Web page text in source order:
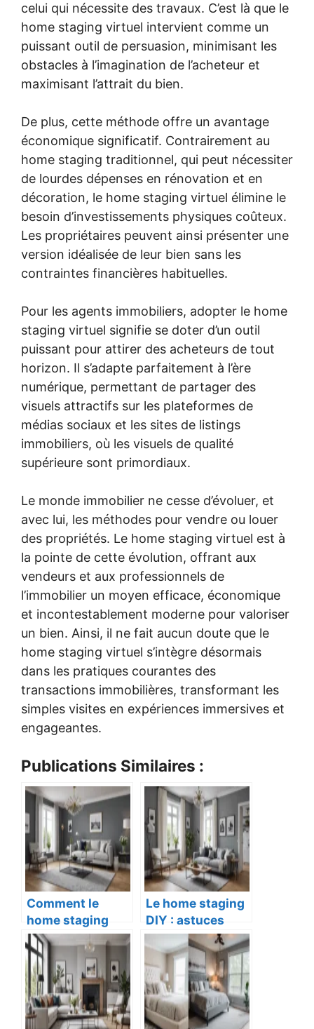
celui qui nécessite des travaux. C’est là que le
home staging virtuel intervient comme un
puissant outil de persuasion, minimisant les
obstacles à l’imagination de l’acheteur et
maximisant l’attrait du bien.
De plus, cette méthode offre un avantage
économique significatif. Contrairement au
home staging traditionnel, qui peut nécessiter
de lourdes dépenses en rénovation et en
décoration, le home staging virtuel élimine le
besoin d’investissements physiques coûteux.
Les propriétaires peuvent ainsi présenter une
version idéalisée de leur bien sans les
contraintes financières habituelles.
Pour les agents immobiliers, adopter le home
staging virtuel signifie se doter d’un outil
puissant pour attirer des acheteurs de tout
horizon. Il s’adapte parfaitement à l’ère
numérique, permettant de partager des
visuels attractifs sur les plateformes de
médias sociaux et les sites de listings
immobiliers, où les visuels de qualité
supérieure sont primordiaux.
Le monde immobilier ne cesse d’évoluer, et
avec lui, les méthodes pour vendre ou louer
des propriétés. Le home staging virtuel est à
la pointe de cette évolution, offrant aux
vendeurs et aux professionnels de
l’immobilier un moyen efficace, économique
et incontestablement moderne pour valoriser
un bien. Ainsi, il ne fait aucun doute que le
home staging virtuel s’intègre désormais
dans les pratiques courantes des
transactions immobilières, transformant les
simples visites en expériences immersives et
engageantes.
Publications Similaires :
Comment le
home staging
peut accélérer la
vente de votre
propriété.
Le home staging
DIY : astuces
pour petits
budgets.